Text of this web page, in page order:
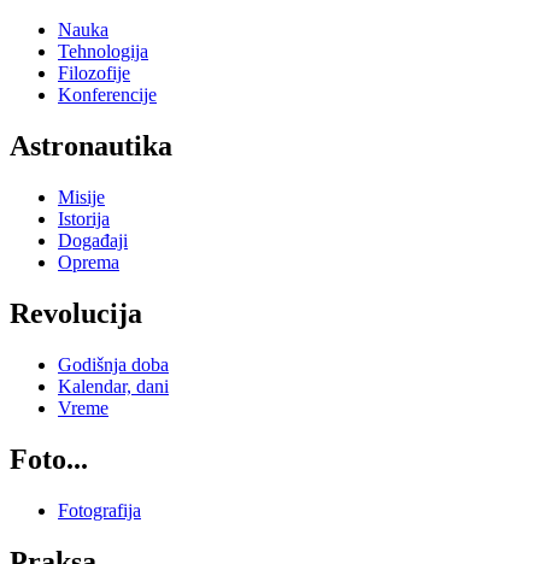
Nauka
Tehnologija
Filozofije
Konferencije
Astronautika
Misije
Istorija
Događaji
Oprema
Revolucija
Godišnja doba
Kalendar, dani
Vreme
Foto...
Fotografija